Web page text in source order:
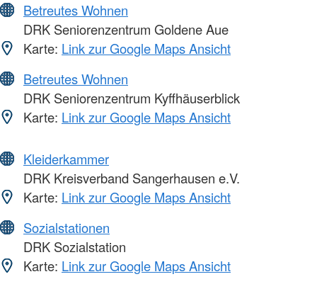
Betreutes Wohnen
DRK Seniorenzentrum Goldene Aue
Karte: Link zur Google Maps Ansicht
Betreutes Wohnen
DRK Seniorenzentrum Kyffhäuserblick
Karte: Link zur Google Maps Ansicht
Kleiderkammer
DRK Kreisverband Sangerhausen e.V.
Karte: Link zur Google Maps Ansicht
Sozialstationen
DRK Sozialstation
Karte: Link zur Google Maps Ansicht